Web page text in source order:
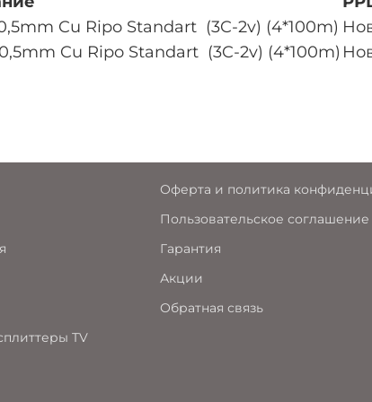
Cu Ripo Standart (3C-2v) (4*100m)
Cu Ripo Standart (3C-2v) (4*100m)
TV
Оферта и политика
Пользовательское соглашение
Гарантия
Акции
Обратная связь